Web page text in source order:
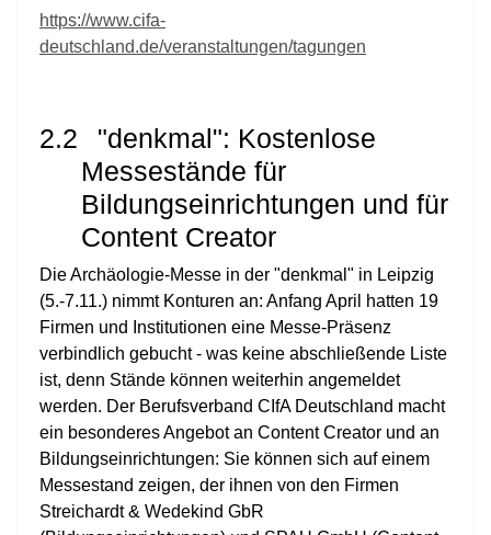
https://www.cifa-
deutschland.de/veranstaltungen/tagungen
2.2
"denkmal": Kostenlose
Messestände für
Bildungseinrichtungen und für
Content Creator
Die Archäologie-Messe in der "denkmal" in Leipzig
(5.-7.11.) nimmt Konturen an: Anfang April hatten 19
Firmen und Institutionen eine Messe-Präsenz
verbindlich gebucht - was keine abschließende Liste
ist, denn Stände können weiterhin angemeldet
werden. Der Berufsverband CIfA Deutschland macht
ein besonderes Angebot an Content Creator und an
Bildungseinrichtungen: Sie können sich auf einem
Messestand zeigen, der ihnen von den Firmen
Streichardt & Wedekind GbR